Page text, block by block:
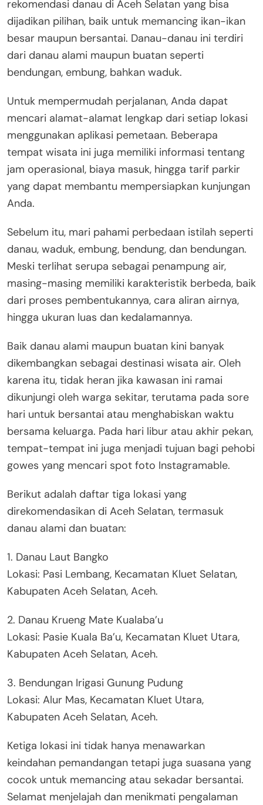
rekomendasi danau di Aceh Selatan yang bisa
dijadikan pilihan, baik untuk memancing ikan-ikan
besar maupun bersantai. Danau-danau ini terdiri
dari danau alami maupun buatan seperti
bendungan, embung, bahkan waduk.
Untuk mempermudah perjalanan, Anda dapat
mencari alamat-alamat lengkap dari setiap lokasi
menggunakan aplikasi pemetaan. Beberapa
tempat wisata ini juga memiliki informasi tentang
jam operasional, biaya masuk, hingga tarif parkir
yang dapat membantu mempersiapkan kunjungan
Anda.
Sebelum itu, mari pahami perbedaan istilah seperti
danau, waduk, embung, bendung, dan bendungan.
Meski terlihat serupa sebagai penampung air,
masing-masing memiliki karakteristik berbeda, baik
dari proses pembentukannya, cara aliran airnya,
hingga ukuran luas dan kedalamannya.
Baik danau alami maupun buatan kini banyak
dikembangkan sebagai destinasi wisata air. Oleh
karena itu, tidak heran jika kawasan ini ramai
dikunjungi oleh warga sekitar, terutama pada sore
hari untuk bersantai atau menghabiskan waktu
bersama keluarga. Pada hari libur atau akhir pekan,
tempat-tempat ini juga menjadi tujuan bagi pehobi
gowes yang mencari spot foto Instagramable.
Berikut adalah daftar tiga lokasi yang
direkomendasikan di Aceh Selatan, termasuk
danau alami dan buatan:
1. Danau Laut Bangko
Lokasi: Pasi Lembang, Kecamatan Kluet Selatan,
Kabupaten Aceh Selatan, Aceh.
2. Danau Krueng Mate Kualaba’u
Lokasi: Pasie Kuala Ba’u, Kecamatan Kluet Utara,
Kabupaten Aceh Selatan, Aceh.
3. Bendungan Irigasi Gunung Pudung
Lokasi: Alur Mas, Kecamatan Kluet Utara,
Kabupaten Aceh Selatan, Aceh.
Ketiga lokasi ini tidak hanya menawarkan
keindahan pemandangan tetapi juga suasana yang
cocok untuk memancing atau sekadar bersantai.
Selamat menjelajah dan menikmati pengalaman